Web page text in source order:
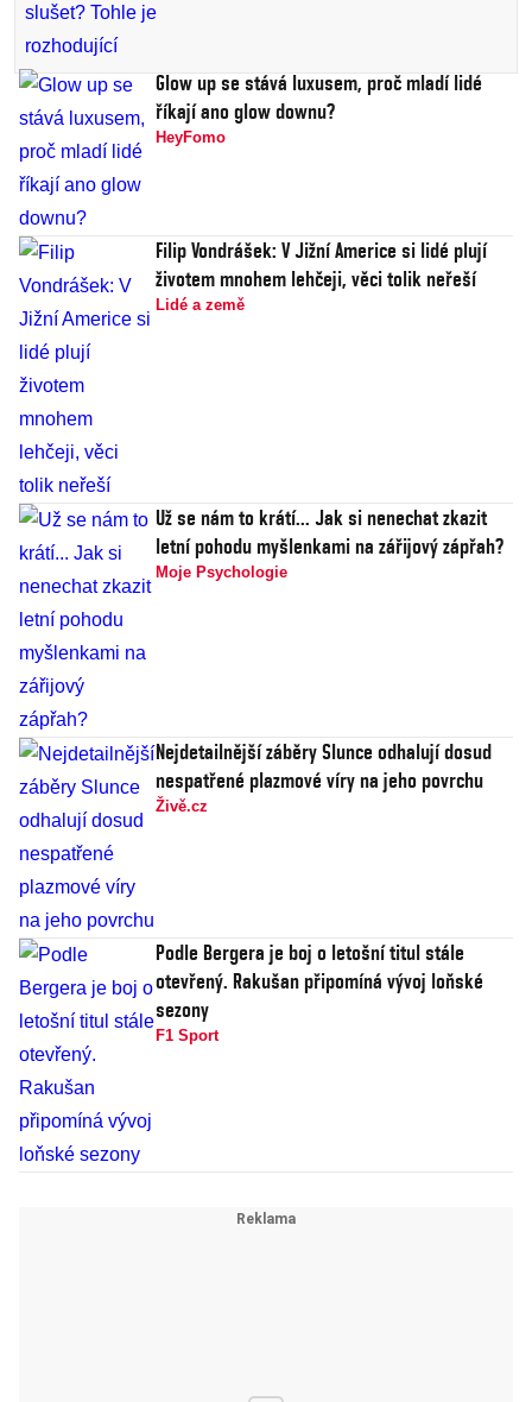
Glow up se stává luxusem, proč mladí lidé
říkají ano glow downu?
HeyFomo
Filip Vondrášek: V Jižní Americe si lidé plují
životem mnohem lehčeji, věci tolik neřeší
Lidé a země
Už se nám to krátí... Jak si nenechat zkazit
letní pohodu myšlenkami na zářijový zápřah?
Moje Psychologie
Nejdetailnější záběry Slunce odhalují dosud
nespatřené plazmové víry na jeho povrchu
Živě.cz
Podle Bergera je boj o letošní titul stále
otevřený. Rakušan připomíná vývoj loňské
sezony
F1 Sport